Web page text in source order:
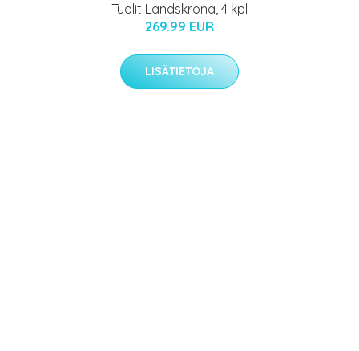
Tuolit Landskrona, 4 kpl
269.99 EUR
LISÄTIETOJA